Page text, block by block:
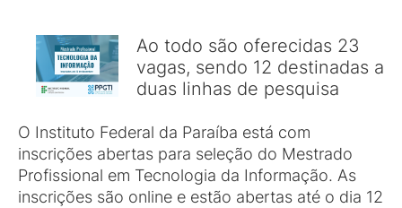
Ao todo são oferecidas 23
vagas, sendo 12 destinadas a
duas linhas de pesquisa
O Instituto Federal da Paraíba está com
inscrições abertas para seleção do Mestrado
Profissional em Tecnologia da Informação. As
inscrições são online e estão abertas até o dia 12